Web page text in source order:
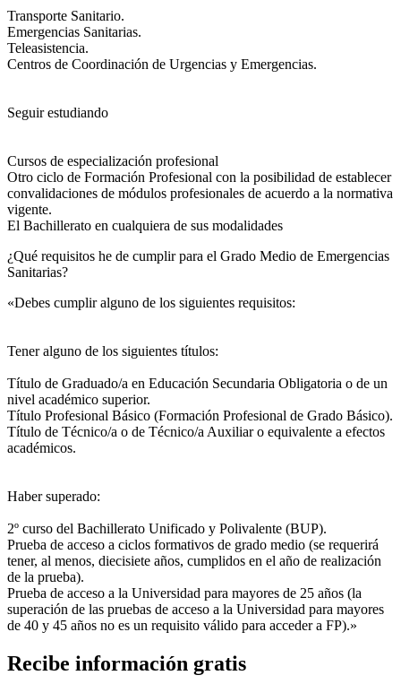
Transporte Sanitario.
Emergencias Sanitarias.
Teleasistencia.
Centros de Coordinación de Urgencias y Emergencias.
Seguir estudiando
Cursos de especialización profesional
Otro ciclo de Formación Profesional con la posibilidad de establecer
convalidaciones de módulos profesionales de acuerdo a la normativa
vigente.
El Bachillerato en cualquiera de sus modalidades
¿Qué requisitos he de cumplir para el Grado Medio de Emergencias
Sanitarias?
«Debes cumplir alguno de los siguientes requisitos:
Tener alguno de los siguientes títulos:
Título de Graduado/a en Educación Secundaria Obligatoria o de un
nivel académico superior.
Título Profesional Básico (Formación Profesional de Grado Básico).
Título de Técnico/a o de Técnico/a Auxiliar o equivalente a efectos
académicos.
Haber superado:
2º curso del Bachillerato Unificado y Polivalente (BUP).
Prueba de acceso a ciclos formativos de grado medio (se requerirá
tener, al menos, diecisiete años, cumplidos en el año de realización
de la prueba).
Prueba de acceso a la Universidad para mayores de 25 años (la
superación de las pruebas de acceso a la Universidad para mayores
de 40 y 45 años no es un requisito válido para acceder a FP).»
Recibe información gratis